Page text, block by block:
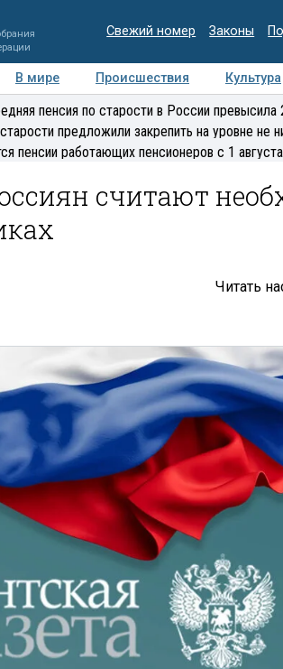
Свежий номер Законы
В мире Происшествия Культура
Медиацентр Интервью
пенсия по старости в России превысила
предложили закрепить на уровне не
пенсии работающих пенсионеров с 1 августа
считают
Читать